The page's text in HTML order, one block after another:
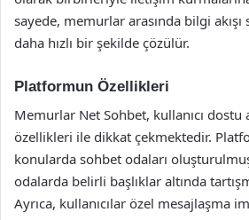
sayede, memurlar arasında bilgi
daha hızlı bir şekilde çözülür.
Platformun Özellikleri
Memurlar Net Sohbet, kullanıcı dostu
özellikleri ile dikkat çekmektedir.
konularda sohbet odaları
odalarda belirli başlıklar altında
Ayrıca, kullanıcılar özel mesajlaşma